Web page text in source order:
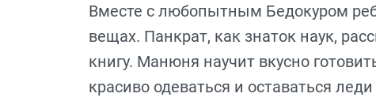
Вместе с любопытным Бедокуром
вещах. Панкрат, как знаток наук,
книгу. Манюня научит вкусно
красиво одеваться и оставаться